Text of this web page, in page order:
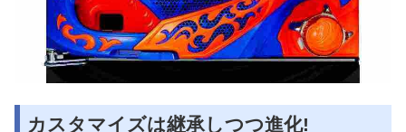
カスタマイズは継承しつつ進化!